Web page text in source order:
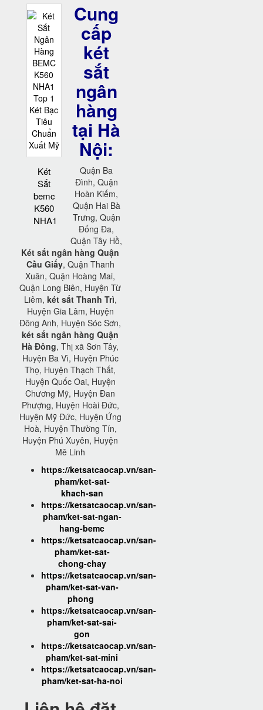
Két
Sắt
bemc
K560
NHA1
Cung
cấp
két
sắt
ngân
hàng
tại Hà
Nội:
Quận Ba
Đình, Quận
Hoàn Kiếm,
Quận Hai Bà
Trưng, Quận
Đống Đa,
Quận Tây Hồ,
Két sắt ngân hàng Quận
Cầu Giấy, Quận Thanh
Xuân, Quận Hoàng Mai,
Quận Long Biên, Huyện Từ
Liêm, két sắt Thanh Trì,
Huyện Gia Lâm, Huyện
Đông Anh, Huyện Sóc Sơn,
két sắt ngân hàng Quận
Hà Đông, Thị xã Sơn Tây,
Huyện Ba Vì, Huyện Phúc
Thọ, Huyện Thạch Thất,
Huyện Quốc Oai, Huyện
Chương Mỹ, Huyện Đan
Phượng, Huyện Hoài Đức,
Huyện Mỹ Đức, Huyện Ứng
Hoà, Huyện Thường Tín,
Huyện Phú Xuyên, Huyện
Mê Linh
https://ketsatcaocap.vn/san-
pham/ket-sat-
khach-san
https://ketsatcaocap.vn/san-
pham/ket-sat-ngan-
hang-bemc
https://ketsatcaocap.vn/san-
pham/ket-sat-
chong-chay
https://ketsatcaocap.vn/san-
pham/ket-sat-van-
phong
https://ketsatcaocap.vn/san-
pham/ket-sat-sai-
gon
https://ketsatcaocap.vn/san-
pham/ket-sat-mini
https://ketsatcaocap.vn/san-
pham/ket-sat-ha-noi